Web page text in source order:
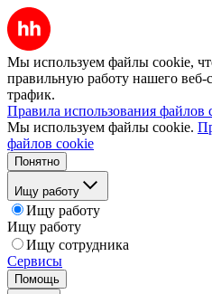
Мы используем файлы cookie,
правильную работу нашего веб-
трафик.
Правила использования файлов
Мы используем файлы cookie.
файлов cookie
Понятно
Ищу работу
Ищу работу
Ищу работу
Ищу сотрудника
Сервисы
Помощь